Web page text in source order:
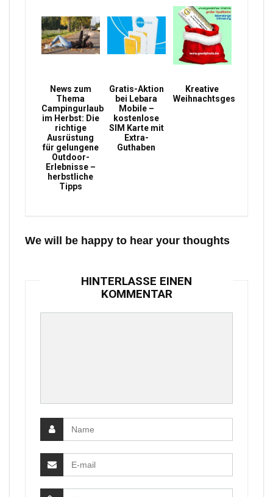
News zum
Thema
Campingurlaub
im Herbst: Die
richtige
Ausrüstung
für gelungene
Outdoor-
Erlebnisse –
herbstliche
Tipps
Gratis-Aktion
bei Lebara
Mobile –
kostenlose
SIM Karte mit
Extra-
Guthaben
Kreative
Weihnachtsgeschenke
We will be happy to hear your thoughts
HINTERLASSE EINEN
KOMMENTAR